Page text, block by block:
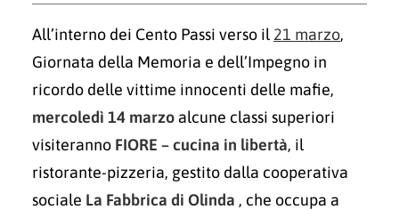
All’interno dei Cento Passi verso il 21 marzo,
Giornata della Memoria e dell’Impegno in
ricordo delle vittime innocenti delle mafie,
mercoledì 14 marzo alcune classi superiori
visiteranno FIORE – cucina in libertà, il
ristorante-pizzeria, gestito dalla cooperativa
sociale La Fabbrica di Olinda , che occupa a